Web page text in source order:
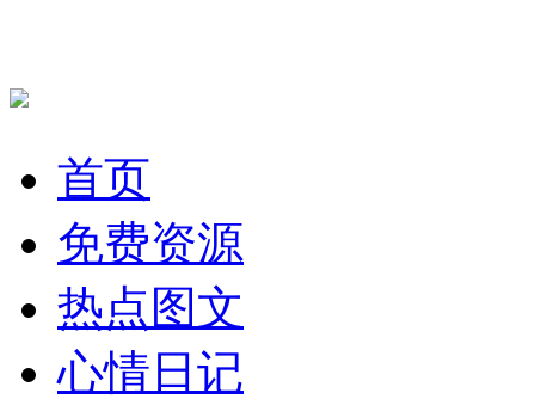
首页
免费资源
热点图文
心情日记